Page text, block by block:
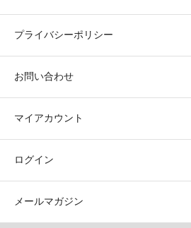
プライバシーポリシー
お問い合わせ
マイアカウント
ログイン
メールマガジン